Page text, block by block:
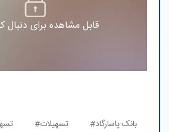
قابل مشاهده برای دنبال
بانک-پاسارگاد# تسهیلات#